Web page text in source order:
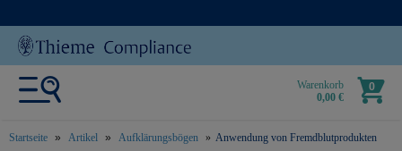
Warenkorb
0,00 €
0
Startseite Artikel Aufklärungsbögen Anwendung von Fremdblutprodukten